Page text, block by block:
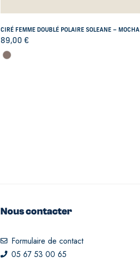
CIRÉ FEMME DOUBLÉ POLAIRE SOLEANE – MOCHA
89,00 €
Nous contacter
Formulaire de contact
05 67 53 00 65